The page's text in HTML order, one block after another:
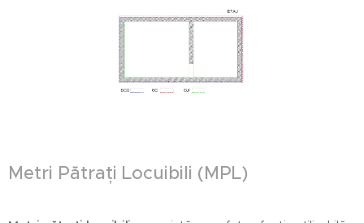
Metri Pătrați Locuibili (MPL)